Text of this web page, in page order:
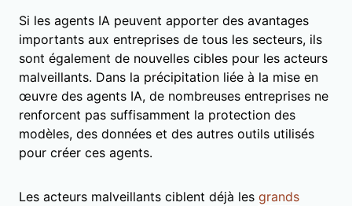
Si les agents IA peuvent apporter des avantages
importants aux entreprises de tous les secteurs, ils
sont également de nouvelles cibles pour les acteurs
malveillants. Dans la précipitation liée à la mise en
œuvre des agents IA, de nombreuses entreprises ne
renforcent pas suffisamment la protection des
modèles, des données et des autres outils utilisés
pour créer ces agents.
Les acteurs malveillants ciblent déjà les grands